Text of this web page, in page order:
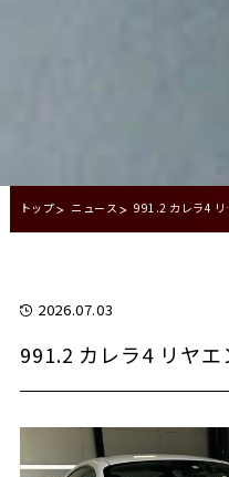
トップ ニュース 991.2
2026.07.03
991.2 カレラ4 リヤエ